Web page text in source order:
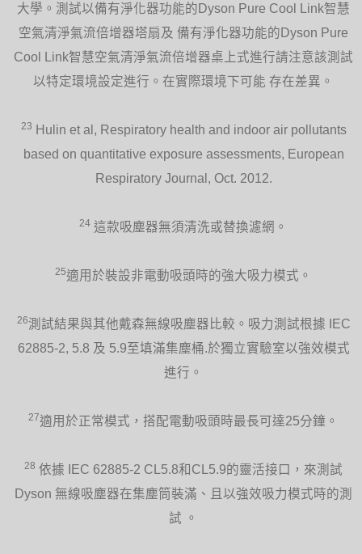
大學。測試以備有淨化器功能的Dyson Pure Cool Link智慧
空氣清淨氣流倍增器塔扇及 備有淨化器功能的Dyson Pure
Cool Link智慧空氣清淨氣流倍增器桌上式進行請注意該測試
以特定環境設定進行。在實際環境下可能 存在差異。
23
Hulin et al, Respiratory health and indoor air pollutants
based on quantitative exposure assessments, European
Respiratory Journal, Oct. 2012.
24 這款吸塵器無須清洗或替換濾網。
25適用於裝設非電動吸頭時的強大吸力模式。
26測試結果與其他戴森無線吸塵器比較。吸力測試根據 IEC
62885-2, 5.8 及 5.9至填滿集塵桶.於獨立實驗室以強效模式
進行。
27適用於正常模式，搭配電動吸頭時最長可達25分鐘。
28 依據 IEC 62885-2 CL5.8和CL5.9的靈活接口，來測試
Dyson 無線吸塵器在集塵筒裝滿、且以強效吸力模式時的測
試 。